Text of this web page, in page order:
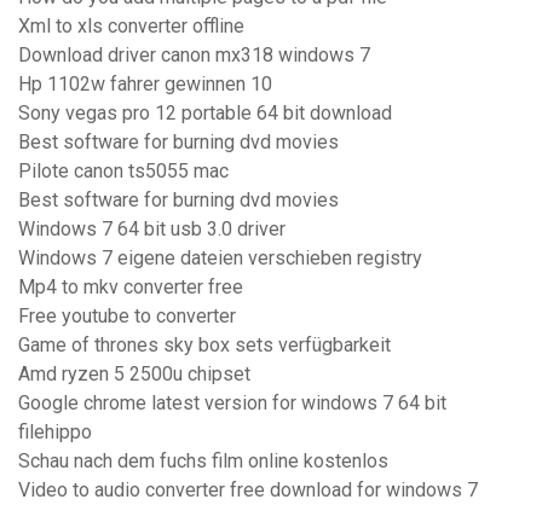
Xml to xls converter offline
Download driver canon mx318 windows 7
Hp 1102w fahrer gewinnen 10
Sony vegas pro 12 portable 64 bit download
Best software for burning dvd movies
Pilote canon ts5055 mac
Best software for burning dvd movies
Windows 7 64 bit usb 3.0 driver
Windows 7 eigene dateien verschieben registry
Mp4 to mkv converter free
Free youtube to converter
Game of thrones sky box sets verfügbarkeit
Amd ryzen 5 2500u chipset
Google chrome latest version for windows 7 64 bit
filehippo
Schau nach dem fuchs film online kostenlos
Video to audio converter free download for windows 7